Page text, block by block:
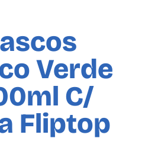
Verde
C/
Fliptop